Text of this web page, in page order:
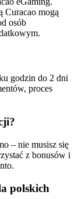
Curacao mogą
osób
godzin do 2 dni
proces
– nie musisz się
z bonusów i
polskich